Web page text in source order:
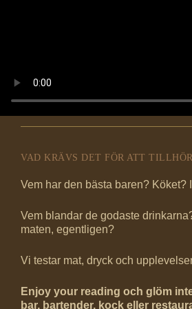
VAD KRÄVS DET FÖR ATT
Vem har den bästa baren? Köket?
Vem blandar de godaste
maten, egentligen?
Vi testar mat, dryck och
Enjoy your reading och glöm
bar, bartender, kock eller